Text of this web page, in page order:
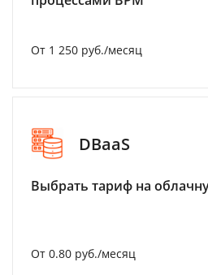
От 1 250 руб./месяц
DBaaS
Выбрать тариф на
От 0.80 руб./месяц